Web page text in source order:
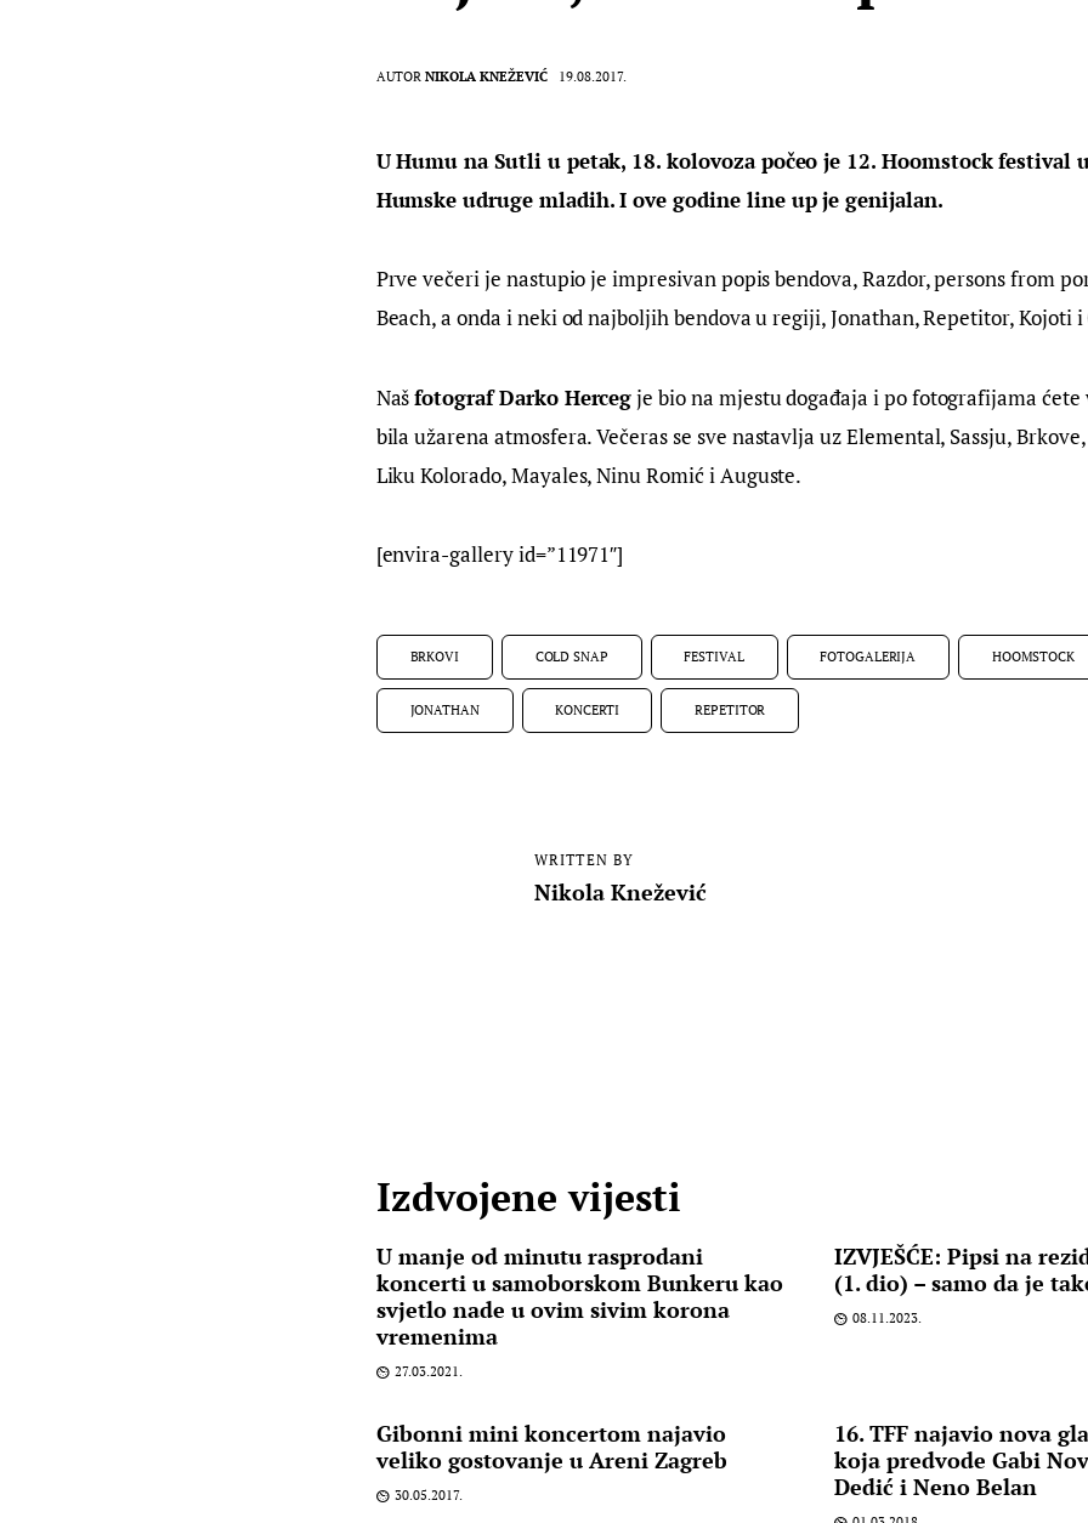
AUTOR NIKOLA KNEŽEVIĆ 19.08.2017.
U Humu na Sutli u petak, 18. kolovoza počeo je 12. Hoomstock festival
Humske udruge mladih. I ove godine line up je genijalan.
Prve večeri je nastupio je impresivan popis bendova, Razdor, persons from
Beach, a onda i neki od najboljih bendova u regiji, Jonathan, Repetitor, Kojoti i
Naš fotograf Darko Herceg je bio na mjestu događaja i po fotografijama
bila užarena atmosfera. Večeras se sve nastavlja uz Elemental, Sassju,
Liku Kolorado, Mayales, Ninu Romić i Auguste.
[envira-gallery id=”11971″]
BRKOVI COLD SNAP FESTIVAL FOTOGALERIJA HOOMSTOCK
JONATHAN KONCERTI REPETITOR
WRITTEN BY
Nikola Knežević
Izdvojene vijesti
U manje od minutu rasprodani
koncerti u samoborskom Bunkeru kao
svjetlo nade u ovim sivim korona
vremenima
27.03.2021.
IZVJEŠĆE: Pipsi na
(1. dio) – samo da je
08.11.2023.
Gibonni mini koncertom najavio
veliko gostovanje u Areni Zagreb
30.05.2017.
16. TFF najavio nova
koja predvode Gabi
Dedić i Neno Belan